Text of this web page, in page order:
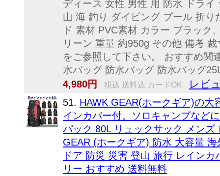
ディース 女性 男性 用 防水 ドラ
山 海 釣り ダイビング プール 折
ド 素材 PVC素材 カラー ブラック
リーン 重量 約950g その他 備考
をご参照して下さい。 おすすめ関
水バッグ 防水バッグ 防水バッグ
4,980円
税込 送料込 カードOK レビ
51. HAWK GEAR(ホークギア)の大
インカバー付。ソロキャンプなど
パック 80L リュックサック メンズ
GEAR (ホークギア) 防水 大容量
ドア 防災 災害 登山 旅行 レイン
リー おすすめ 送料無料